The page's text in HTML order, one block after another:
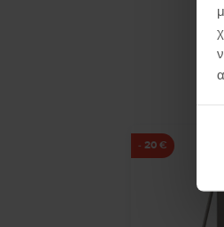
- 20 €